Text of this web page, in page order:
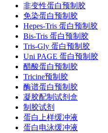
非变性蛋白预制胶
免染蛋白预制胶
Hepes-Tris 蛋白预制胶
Bis-Tris 蛋白预制胶
Tris-Gly 蛋白预制胶
Uni PAGE 蛋白预制胶
醋酸蛋白预制胶
Tricine预制胶
酶谱蛋白预制胶
凝胶配制试剂盒
制胶试剂
蛋白上样缓冲液
蛋白电泳缓冲液